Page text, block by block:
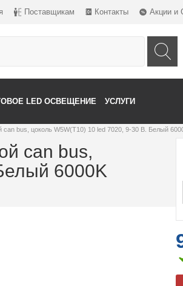
Поставщикам Контакты Акции и
LED ОСВЕЩЕНИЕ УСЛУГИ
can bus, цоколь W5W(T10) 10 led 7020, 9-30 В. Белый
can bus,
6000K